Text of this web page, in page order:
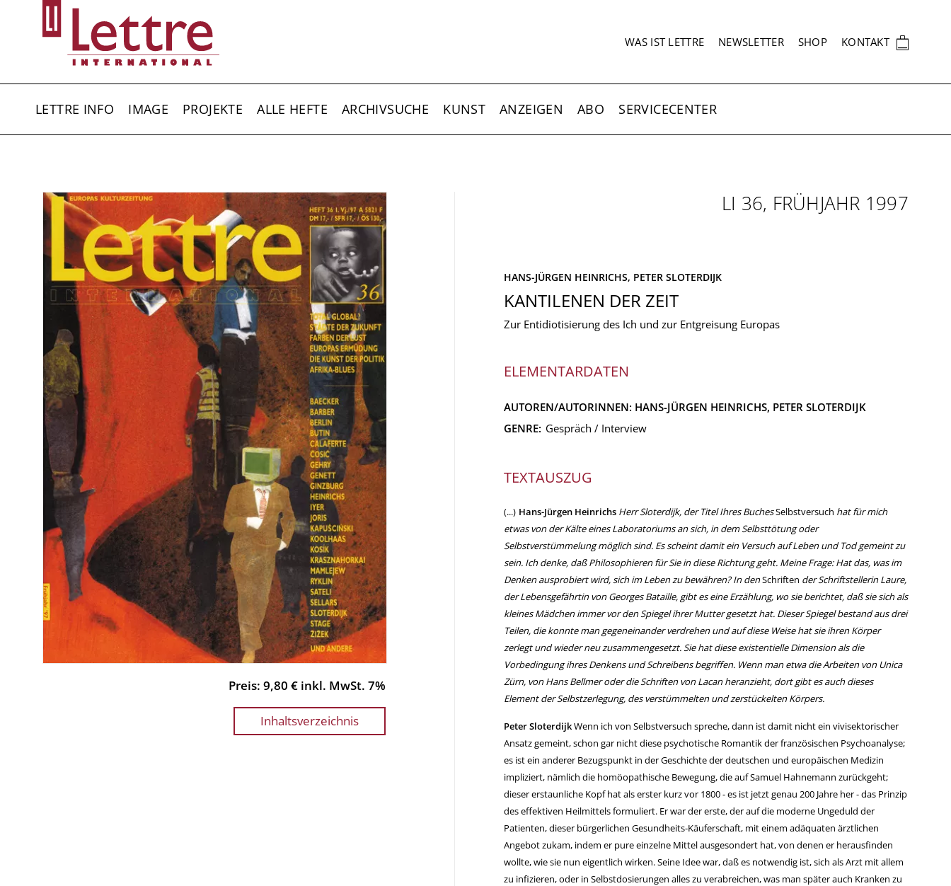
SEKUNDÄRNAVIGATION
WAS IST LETTRE NEWSLETTER SHOP KONTAKT 🛍
LETTRE INFO IMAGE PROJEKTE ALLE HEFTE ARCHIVSUCHE KUNST ANZEIGEN ABO SERVICECENTER
Preis: 9,80 € inkl. MwSt. 7%
Inhaltsverzeichnis
LI 36, FRÜHJAHR 1997
HANS-JÜRGEN HEINRICHS, PETER SLOTERDIJK
KANTILENEN DER ZEIT
Zur Entidiotisierung des Ich und zur Entgreisung Europas
ELEMENTARDATEN
AUTOREN/AUTORINNEN: HANS-JÜRGEN HEINRICHS, PETER SLOTERDIJK
GENRE: Gespräch / Interview
TEXTAUSZUG
(...) Hans-Jürgen Heinrichs Herr Sloterdijk, der Titel Ihres BuchesSelbstversuch hat für mich
etwas von der Kälte eines Laboratoriums an sich, in dem Selbsttötung oder
Selbstverstümmelung möglich sind. Es scheint damit ein Versuch auf Leben und Tod gemeint zu
sein. Ich denke, daß Philosophieren für Sie in diese Richtung geht. Meine Frage: Hat das, was im
Denken ausprobiert wird, sich im Leben zu bewähren? In denSchriften der Schriftstellerin Laure,
der Lebensgefährtin von Georges Bataille, gibt es eine Erzählung, wo sie berichtet, daß sie sich als
kleines Mädchen immer vor den Spiegel ihrer Mutter gesetzt hat. Dieser Spiegel bestand aus drei
Teilen, die konnte man gegeneinander verdrehen und auf diese Weise hat sie ihren Körper
zerlegt und wieder neu zusammengesetzt. Sie hat diese existentielle Dimension als die
Vorbedingung ihres Denkens und Schreibens begriffen. Wenn man etwa die Arbeiten von Unica
Zürn, von Hans Bellmer oder die Schriften von Lacan heranzieht, dort gibt es auch dieses
Element der Selbstzerlegung, des verstümmelten und zerstückelten Körpers.
Peter SloterdijkWenn ich von Selbstversuch spreche, dann ist damit nicht ein vivisektorischer
Ansatz gemeint, schon gar nicht diese psychotische Romantik der französischen Psychoanalyse;
es ist ein anderer Bezugspunkt in der Geschichte der deutschen und europäischen Medizin
impliziert, nämlich die homöopathische Bewegung, die auf Samuel Hahnemann zurückgeht;
dieser erstaunliche Kopf hat als erster kurz vor 1800 - es ist jetzt genau 200 Jahre her - das Prinzip
des effektiven Heilmittels formuliert. Er war der erste, der auf die moderne Ungeduld der
Patienten, dieser bürgerlichen Gesundheits-Käuferschaft, mit einem adäquaten ärztlichen
Angebot zukam, indem er pure einzelne Mittel ausgesondert hat, von denen er herausfinden
wollte, wie sie nun eigentlich wirken. Seine Idee war, daß es notwendig ist, sich als Arzt mit allem
zu infizieren, oder in Selbstdosierungen alles zu verabreichen, was man später auch Kranken zu